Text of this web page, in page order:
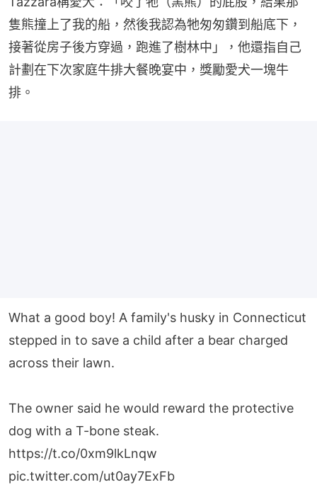
隻熊撞上了我的船，然後我認為牠匆匆鑽到船底下，
接著從房子後方穿過，跑進了樹林中」，他還指自己
計劃在下次家庭牛排大餐晚宴中，獎勵愛犬一塊牛
排。
What a good boy! A family's husky in Connecticut
stepped in to save a child after a bear charged
across their lawn.
The owner said he would reward the protective
dog with a T-bone steak.
https://t.co/0xm9lkLnqw
pic.twitter.com/ut0ay7ExFb